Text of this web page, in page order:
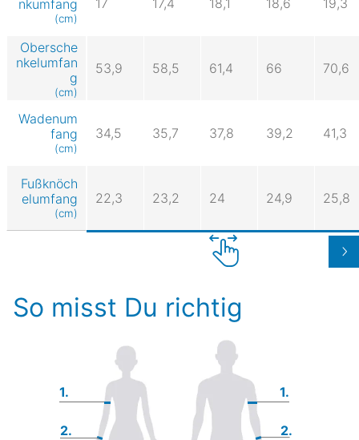
nkumfang
(cm)
17 17,4 18,1 18,6 19,3
Obersche
nkelumfan
g
(cm)
53,9 58,5 61,4 66 70,6
Wadenum
fang
(cm)
34,5 35,7 37,8 39,2 41,3
Fußknöch
elumfang
(cm)
22,3 23,2 24 24,9 25,8
So misst Du richtig
1. 1.
2.
2.